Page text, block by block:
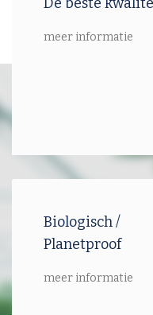
meer informatie
Biologisch /
Planetproof
meer informatie